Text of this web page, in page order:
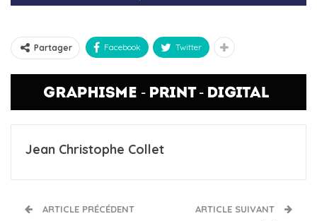
Partager Facebook Twitter
Jean Christophe Collet
ARTICLE PRÉCÉDENT ARTICLE SUIVANT